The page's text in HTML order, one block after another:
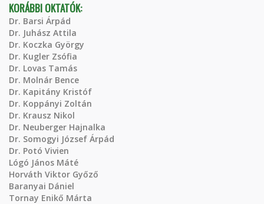
KORÁBBI OKTATÓK:
Dr. Barsi Árpád
Dr. Juhász Attila
Dr. Koczka György
Dr. Kugler Zsófia
Dr. Lovas Tamás
Dr. Molnár Bence
Dr. Kapitány Kristóf
Dr. Koppányi Zoltán
Dr. Krausz Nikol
Dr. Neuberger Hajnalka
Dr. Somogyi József Árpád
Dr. Potó Vivien
Lógó János Máté
Horváth Viktor Győző
Baranyai Dániel
Tornay Enikő Márta